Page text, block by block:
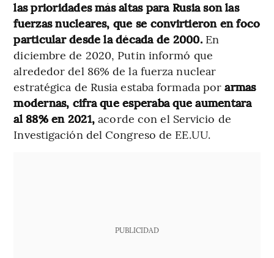
las prioridades más altas para Rusia son las
fuerzas nucleares, que se convirtieron en foco
particular desde la década de 2000. En
diciembre de 2020, Putin informó que
alrededor del 86% de la fuerza nuclear
estratégica de Rusia estaba formada porarmas
modernas, cifra que esperaba que aumentara
al 88% en 2021,acorde con el Servicio de
Investigación del Congreso de EE.UU.
PUBLICIDAD